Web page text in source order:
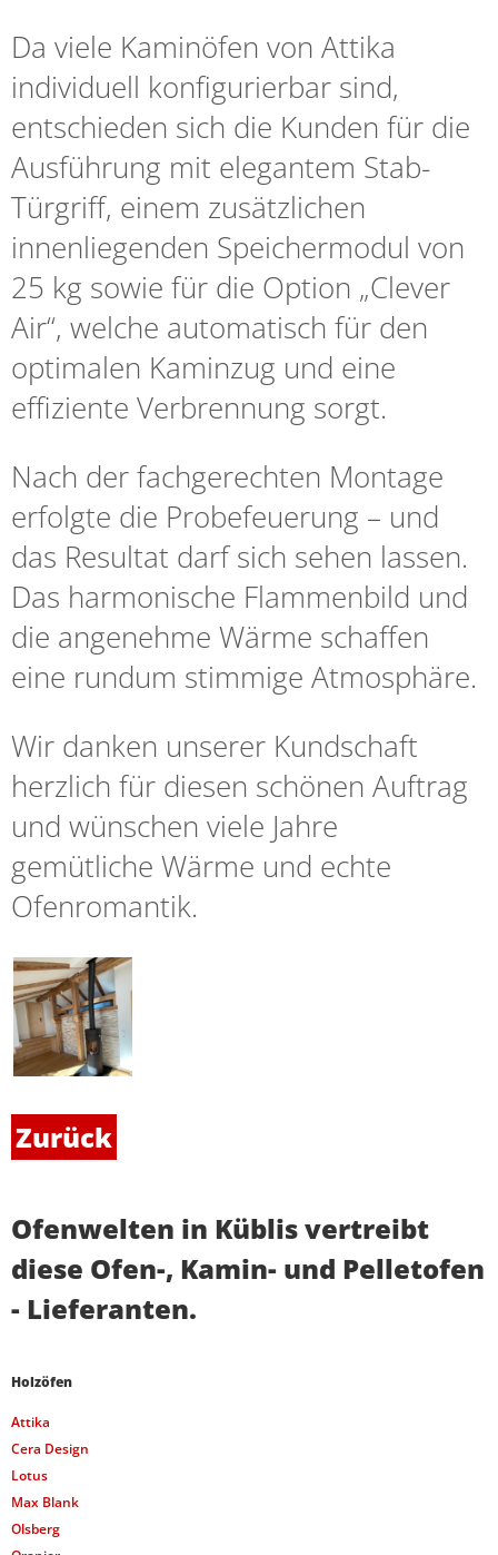
Da viele Kaminöfen von Attika
individuell konfigurierbar sind,
entschieden sich die Kunden für die
Ausführung mit elegantem Stab-
Türgriff, einem zusätzlichen
innenliegenden Speichermodul von
25 kg sowie für die Option „Clever
Air“, welche automatisch für den
optimalen Kaminzug und eine
effiziente Verbrennung sorgt.
Nach der fachgerechten Montage
erfolgte die Probefeuerung – und
das Resultat darf sich sehen lassen.
Das harmonische Flammenbild und
die angenehme Wärme schaffen
eine rundum stimmige Atmosphäre.
Wir danken unserer Kundschaft
herzlich für diesen schönen Auftrag
und wünschen viele Jahre
gemütliche Wärme und echte
Ofenromantik.
Zurück
Ofenwelten in Küblis vertreibt
diese Ofen-, Kamin- und Pelletofen
- Lieferanten.
Holzöfen
Attika
Cera Design
Lotus
Max Blank
Olsberg